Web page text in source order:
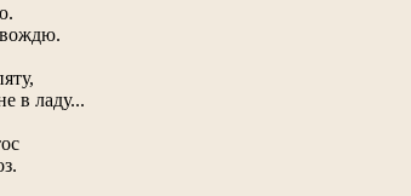
вождю.
в ладу...